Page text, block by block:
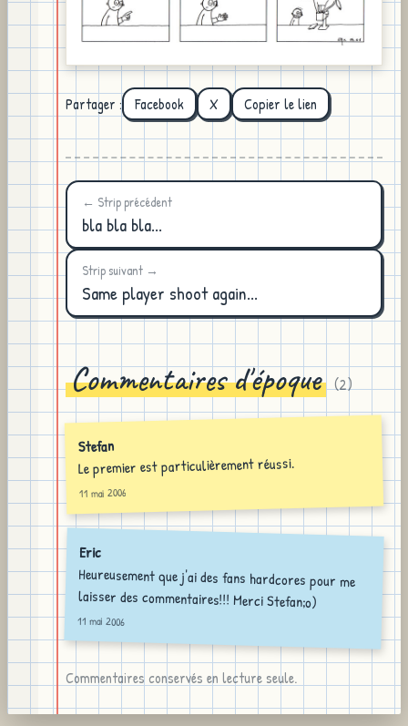
Partager : Facebook X Copier le lien
← Strip précédent
bla bla bla...
Strip suivant →
Same player shoot again...
Commentaires d'époque (2)
Stefan
Le premier est particulièrement réussi.
11 mai 2006
Eric
Heureusement que j'ai des fans hardcores pour me
laisser des commentaires!!! Merci Stefan;o)
11 mai 2006
Commentaires conservés en lecture seule.